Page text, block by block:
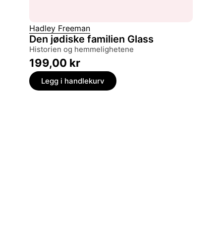
Hadley Freeman
Den jødiske familien Glass
historien og hemmelighetene
199,00 kr
Legg i handlekurv